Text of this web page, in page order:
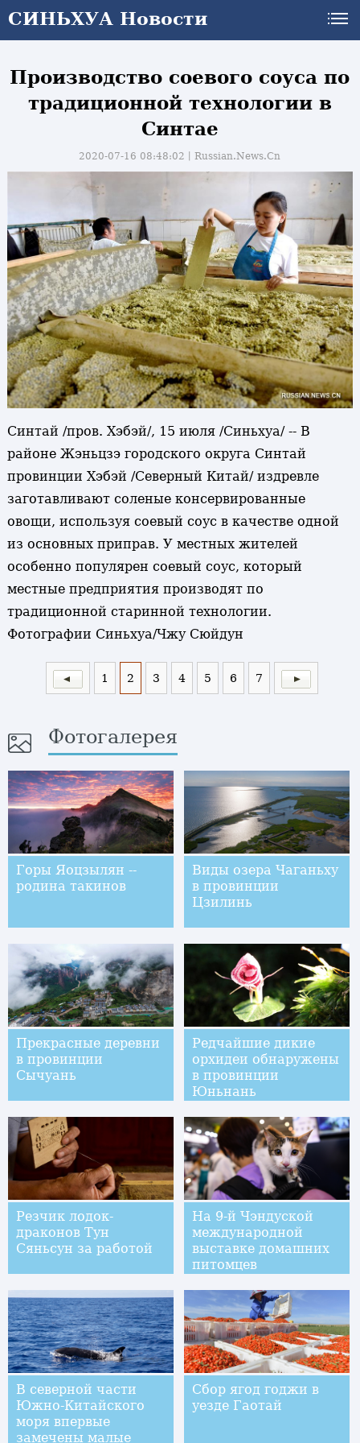
СИНЬХУА Новости
Производство соевого соуса по
традиционной технологии в
Синтае
2020-07-16 08:48:02丨Russian.News.Cn
Синтай /пров. Хэбэй/, 15 июля /Синьхуа/ -- В
районе Жэньцзэ городского округа Синтай
провинции Хэбэй /Северный Китай/ издревле
заготавливают соленые консервированные
овощи, используя соевый соус в качестве одной
из основных приправ. У местных жителей
особенно популярен соевый соус, который
местные предприятия производят по
традиционной старинной технологии.
Фотографии Синьхуа/Чжу Сюйдун
1 2 3 4 5 6 7
Фотогалерея
Горы Яоцзылян --
родина такинов
Виды озера Чаганьху
в провинции
Цзилинь
Прекрасные деревни
в провинции
Сычуань
Редчайшие дикие
орхидеи обнаружены
в провинции
Юньнань
Резчик лодок-
драконов Тун
Сяньсун за работой
На 9-й Чэндуской
международной
выставке домашних
питомцев
В северной части
Южно-Китайского
моря впервые
замечены малые
Сбор ягод годжи в
уезде Гаотай